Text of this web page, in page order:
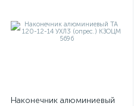
Наконечник алюминиевый